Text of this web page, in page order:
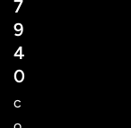
7
9
4
0
c